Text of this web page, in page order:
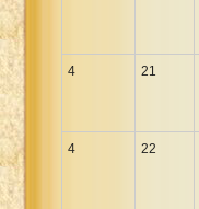
4 21
4 22